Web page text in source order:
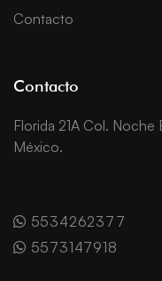
Contacto
Contacto
Florida 21A Col.
México.
5534262377
5573147918